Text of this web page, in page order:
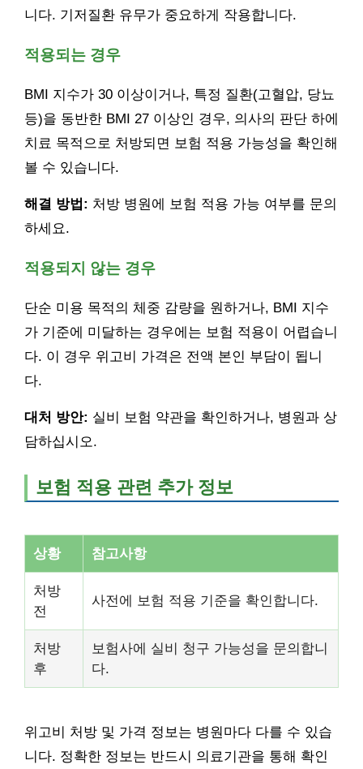
니다. 기저질환 유무가 중요하게 작용합니다.
적용되는 경우
BMI 지수가 30 이상이거나, 특정 질환(고혈압, 당뇨
등)을 동반한 BMI 27 이상인 경우, 의사의 판단 하에
치료 목적으로 처방되면 보험 적용 가능성을 확인해
볼 수 있습니다.
해결 방법: 처방 병원에 보험 적용 가능 여부를 문의
하세요.
적용되지 않는 경우
단순 미용 목적의 체중 감량을 원하거나, BMI 지수
가 기준에 미달하는 경우에는 보험 적용이 어렵습니
다. 이 경우 위고비 가격은 전액 본인 부담이 됩니
다.
대처 방안: 실비 보험 약관을 확인하거나, 병원과 상
담하십시오.
보험 적용 관련 추가 정보
상황 참고사항
처방
전
사전에 보험 적용 기준을 확인합니다.
처방
후
보험사에 실비 청구 가능성을 문의합니
다.
위고비 처방 및 가격 정보는 병원마다 다를 수 있습
니다. 정확한 정보는 반드시 의료기관을 통해 확인